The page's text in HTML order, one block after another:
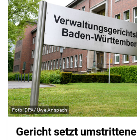
DPA/ Uwe Anspach
Gericht setzt umstrittene